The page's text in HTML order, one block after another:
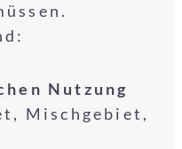
Nutzung
Mischgebiet,